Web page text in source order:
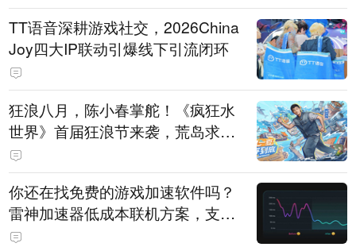
TT语音深耕游戏社交，2026China
Joy四大IP联动引爆线下引流闭环
狂浪八月，陈小春掌舵！《疯狂水
世界》首届狂浪节来袭，荒岛求生
直播即将开启
你还在找免费的游戏加速软件吗？
雷神加速器低成本联机方案，支持
免费试用